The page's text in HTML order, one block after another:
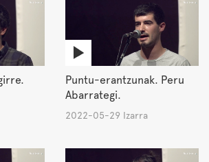
Puntu-erantzunak. Peru
Abarrategi.
2022-05-29 Izarra